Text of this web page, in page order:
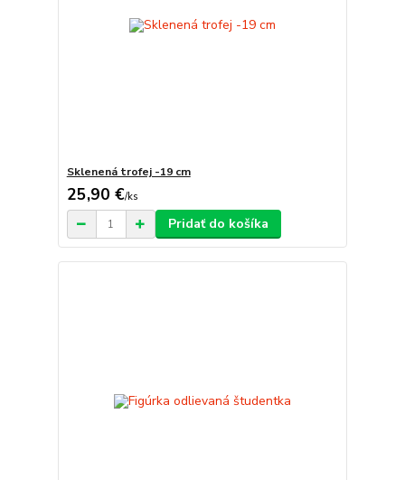
Sklenená trofej -19 cm
25,90 €/ks
Pridať do košíka